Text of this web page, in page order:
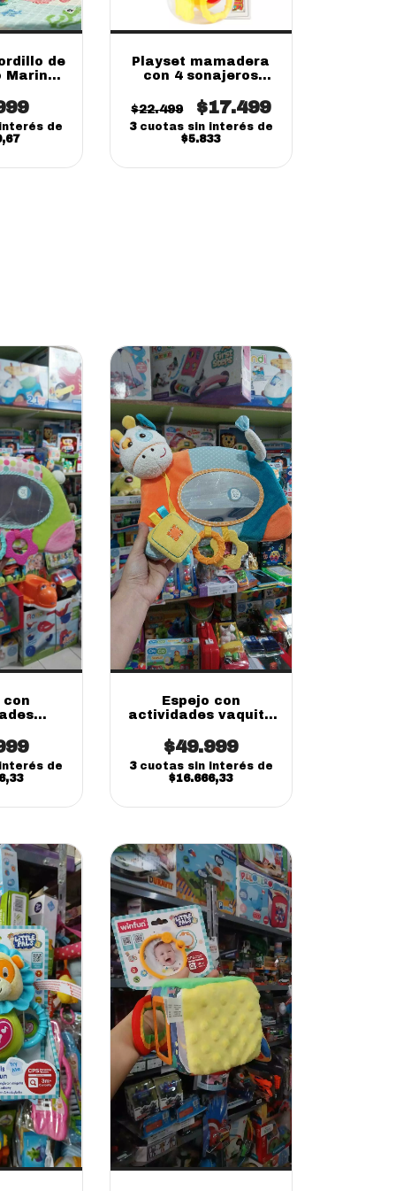
de
Marino |
de
Playset mamadera
con 4 sonajeros
$22.499
$17.499
3 cuotas sin interés de
$5.833
con
de
Espejo con
actividades vaquita
$49.999
3 cuotas sin interés de
$16.666,33